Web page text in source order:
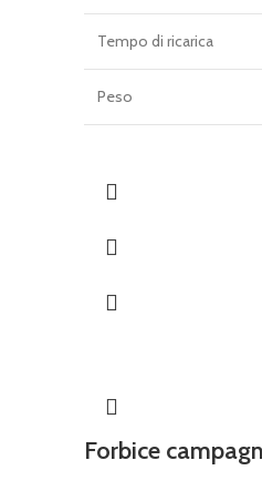
Tempo di ricarica
Peso
Forbice